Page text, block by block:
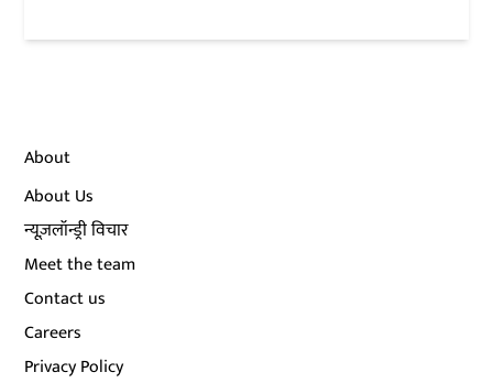
About
About Us
न्यूज़लॉन्ड्री विचार
Meet the team
Contact us
Careers
Privacy Policy